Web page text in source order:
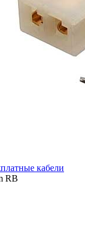
кабели
RB